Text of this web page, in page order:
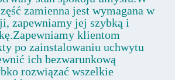
zamienna jest wymagana w
zapewniamy jej szybką i
klientom
po zainstalowaniu uchwytu
ich bezwarunkową
rozwiązać wszelkie